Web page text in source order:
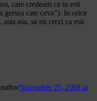
care credeam ca tu esti
cate ceva”). In orice
asa, sa nu crezi ca esti
November 25, 2008 at